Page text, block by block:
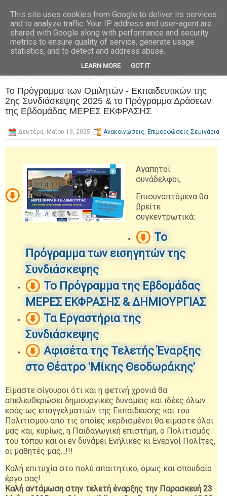
Το Πρόγραμμα των Ομιλητών - Εκπαιδευτικών της
2ης Συνδιάσκεψης 2025 & το Πρόγραμμα Δράσεων
της Εβδομάδας ΜΕΡΕΣ ΕΚΦΡΑΣΗΣ
Δευτέρα, Μαΐου 19, 2025 Ανακοινώσεις, Επιμορφώσεις-Σεμινάρια
Αγαπητοί
συνάδελφοι,
Επισυναπτόμενα θα
βρείτε
συγκεντρωτικά:
Το
Πρόγραμμα των εισηγητών της
Συνδιάσκεψης
Το Πρόγραμμα της Εβδομάδας
ΜΕΡΕΣ ΕΚΦΡΑΣΗΣ & ΔΗΜΙΟΥΡΓΙΑΣ
Τα Εργαστήρια της
Συνδιάσκεψης
Αφισέτα της Τελετής Έναρξης
στο Θέατρο 'Μίκης Θεοδωράκης'
Είμαστε σίγουροι ότι και η φετινή χρονιά θα
απελευθερώσει δημιουργικές δυνάμεις και ιδέες όλων
εσάς ως επαγγελματιών της Εκπαίδευσης και του
Πολιτισμού από τις οποίες κερδισμένοι θα είμαστε όλοι
μας και, κυρίως, η Παιδαγωγική επιστήμη, ο Πολιτισμός
του τόπου και οι εν δυνάμει Ενήλικες κι Ενεργοί Πολίτες,
οι μαθητές μας...!!!
Καλή επιτυχία στο πολύ απαιτητικό, όμως και σπουδαίο
έργο σας!
Καλή αντάμωση στην τελετή έναρξης την Παρασκευή 23
This site uses cookies from Google to deliver its services
and to analyze traffic. Your IP address and user-agent are
shared with Google along with performance and security
metrics to ensure quality of service, generate usage
statistics, and to detect and address abuse.
LEARN MORE GOT IT